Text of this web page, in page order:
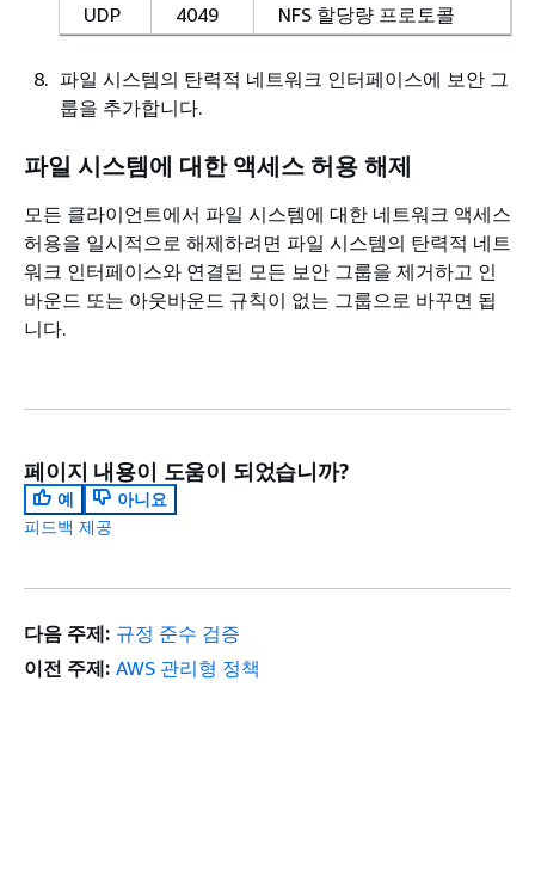
UDP
4049 NFS 할당량 프로토콜
파일 시스템의 탄력적 네트워크 인터페이스에 보안 그
룹을 추가합니다.
파일 시스템에 대한 액세스 허용 해제
모든 클라이언트에서 파일 시스템에 대한 네트워크 액세스
허용을 일시적으로 해제하려면 파일 시스템의 탄력적 네트
워크 인터페이스와 연결된 모든 보안 그룹을 제거하고 인
바운드 또는 아웃바운드 규칙이 없는 그룹으로 바꾸면 됩
니다.
페이지 내용이 도움이 되었습니까?
예
아니요
피드백 제공
다음 주제: 규정 준수 검증
이전 주제: AWS 관리형 정책